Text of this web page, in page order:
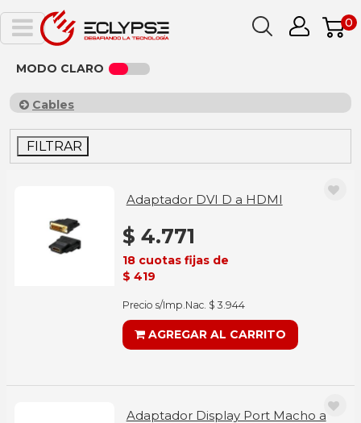
0
MODO CLARO
Cables
FILTRAR
Adaptador DVI D a HDMI
$ 4.771
18 cuotas fijas de
$ 419
Precio s/Imp.Nac. $ 3.944
AGREGAR AL CARRITO
Adaptador Display Port Macho a